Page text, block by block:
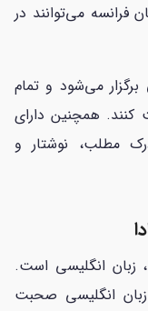
می‌توانند در
می‌شود و تمام
شرکت کنند. همچنین دارای
مطلب، نوشتار و
زبان انگلیسی است.
انگلیسی صحبت